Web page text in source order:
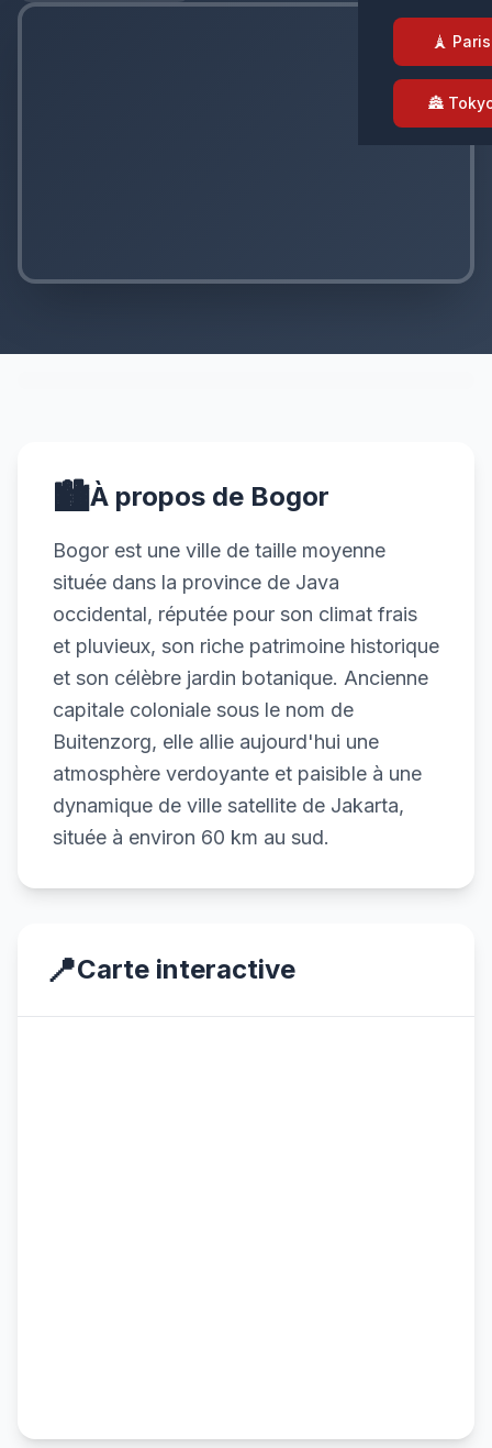
🗼 Paris
🏯
🏙️À propos de Bogor
Bogor est une ville de taille moyenne
située dans la province de Java
occidental, réputée pour son climat frais
et pluvieux, son riche patrimoine historique
et son célèbre jardin botanique. Ancienne
capitale coloniale sous le nom de
Buitenzorg, elle allie aujourd'hui une
atmosphère verdoyante et paisible à une
dynamique de ville satellite de Jakarta,
située à environ 60 km au sud.
📍Carte interactive